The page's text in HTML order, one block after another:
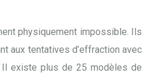
physiquement impossible. Ils
aux tentatives d’effraction avec
Il existe plus de 25 modèles de